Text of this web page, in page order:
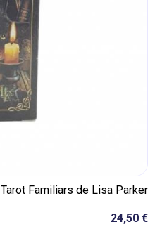
Tarot Familiars de Lisa Parker
24,50 €